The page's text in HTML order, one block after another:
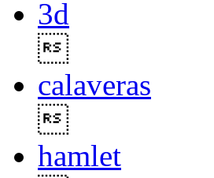
3d
calaveras
hamlet